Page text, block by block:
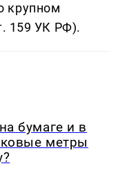
крупном
159 УК РФ).
бумаге и в
метры